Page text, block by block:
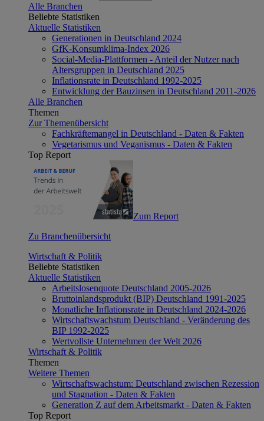
Alle Branchen
Beliebte Statistiken
Aktuelle Statistiken
Generationen in Deutschland 2024
GfK-Konsumklima-Index 2026
Social-Media-Plattformen - Anteil der Nutzer nach
Altersgruppen in Deutschland 2025
Inflationsrate in Deutschland 1992-2025
Entwicklung der Bauzinsen in Deutschland 2011-2026
Alle Branchen
Themen
Zur Themenübersicht
Fachkräftemangel in Deutschland - Daten & Fakten
Vegetarismus und Veganismus - Daten & Fakten
Top Report
Zum Report
Zu Branchenübersicht
Wirtschaft & Politik
Beliebte Statistiken
Aktuelle Statistiken
Arbeitslosenquote Deutschland 2005-2026
Bruttoinlandsprodukt (BIP) Deutschland 1991-2025
Monatliche Inflationsrate in Deutschland 2024-2026
Wirtschaftswachstum Deutschland - Veränderung des
BIP 1992-2025
Wertvollste Unternehmen der Welt 2026
Wirtschaft & Politik
Themen
Weitere Themen
Wirtschaftswachstum: Deutschland zwischen Rezession
und Stagnation - Daten & Fakten
Generation Z auf dem Arbeitsmarkt - Daten & Fakten
Top Report